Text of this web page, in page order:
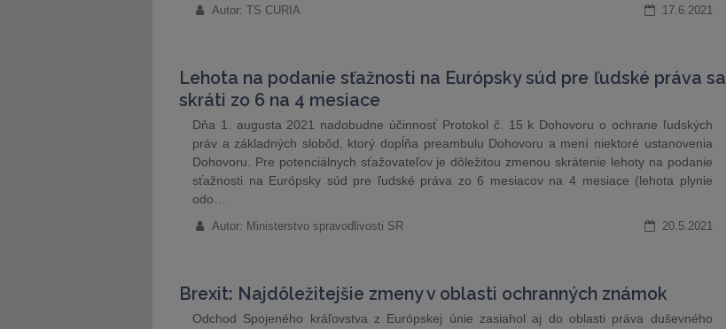
Autor: TS CURIA 17.6.2021
Lehota na podanie sťažnosti na Európsky súd pre ľudské práva sa
skráti zo 6 na 4 mesiace
Dňa 1. augusta 2021 nadobudne účinnosť Protokol č. 15 k Dohovoru o ochrane ľudských
práv a základných slobôd, ktorý dopĺňa preambulu Dohovoru a mení niektoré ustanovenia
Dohovoru. Pre potenciálnych sťažovateľov je dôležitou zmenou skrátenie lehoty na podanie
sťažnosti na Európsky súd pre ľudské práva zo 6 mesiacov na 4 mesiace (lehota plynie
odo…
Autor: Ministerstvo spravodlivosti SR 20.5.2021
Brexit: Najdôležitejšie zmeny v oblasti ochranných známok
Odchod Spojeného kráľovstva z Európskej únie zasiahol aj do oblasti práva duševného